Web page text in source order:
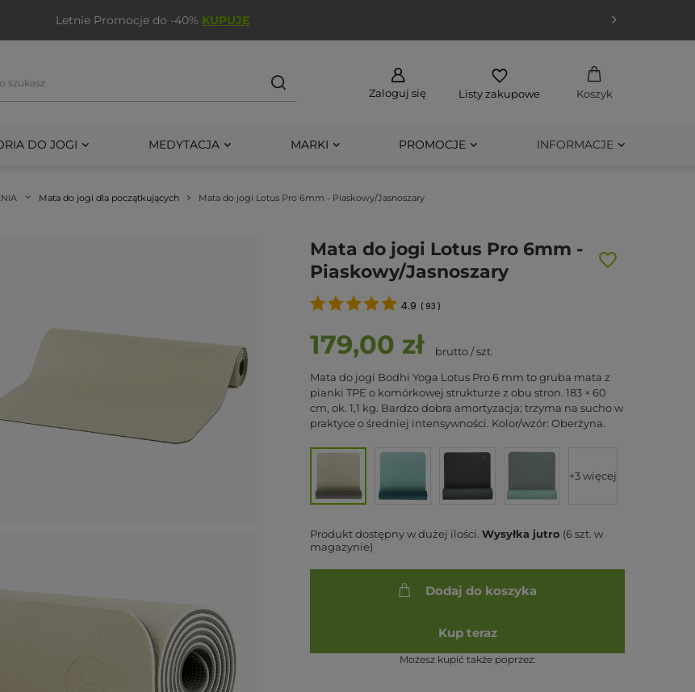
Letnie Promocje do -40% KUPUJĘ
Zaloguj się Listy zakupowe Koszyk
DO JOGI MEDYTACJA MARKI PROMOCJE INFORMACJE
Mata do jogi dla początkujących Mata do jogi Lotus Pro 6mm - Piaskowy/Jasnoszary
Mata do jogi Lotus Pro 6mm -
Piaskowy/Jasnoszary
4.9 ( 93 )
179,00 zł brutto/szt.
Mata do jogi Bodhi Yoga Lotus Pro 6 mm to gruba mata z
pianki TPE o komórkowej strukturze z obu stron. 183 × 60
cm, ok. 1,1 kg. Bardzo dobra amortyzacja; trzyma na sucho w
praktyce o średniej intensywności. Kolor/wzór: Oberżyna.
+3 więcej
Produkt dostępny w dużej ilości Wysyłka jutro (6 szt. w
magazynie)
Dodaj do koszyka
Kup teraz
Możesz kupić także poprzez: